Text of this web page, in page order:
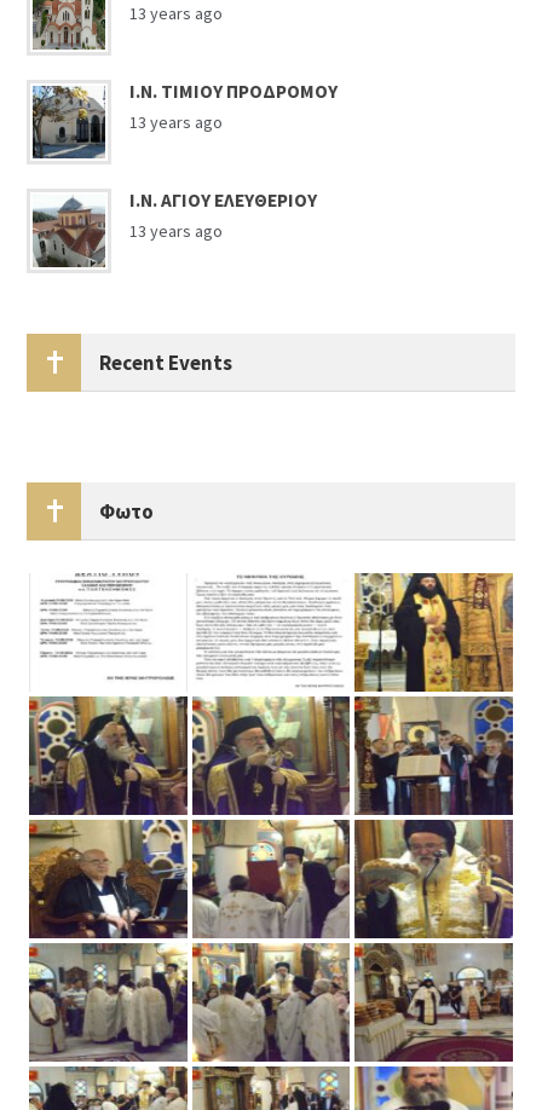
13 years ago
Ι.Ν. ΤΙΜΙΟΥ ΠΡΟΔΡΟΜΟΥ
13 years ago
Ι.Ν. ΑΓΙΟΥ ΕΛΕΥΘΕΡΙΟΥ
13 years ago
Recent Events
Φωτο